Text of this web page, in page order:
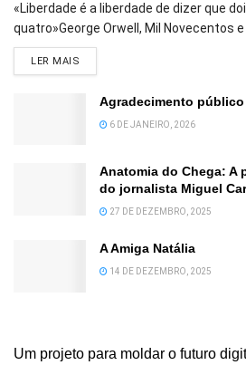
«Liberdade é a liberdade de dizer que
quatro»George Orwell, Mil Novecentos e
LER MAIS
Agradecimento público
6 DE JANEIRO, 2026
Anatomia do Chega: A
do jornalista Miguel
27 DE DEZEMBRO, 2025
A Amiga Natália
14 DE DEZEMBRO, 2025
Um projeto para moldar o futuro